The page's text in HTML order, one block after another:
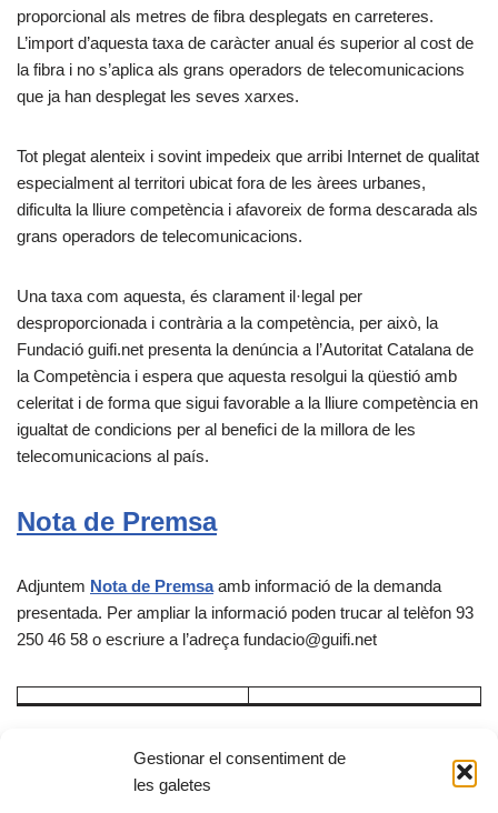
Gestionar el consentiment de
les galetes
proporcional als metres de fibra desplegats en carreteres.
L’import d’aquesta taxa de caràcter anual és superior al cost de
la fibra i no s’aplica als grans operadors de telecomunicacions
que ja han desplegat les seves xarxes.
Tot plegat alenteix i sovint impedeix que arribi Internet de qualitat
especialment al territori ubicat fora de les àrees urbanes,
dificulta la lliure competència i afavoreix de forma descarada als
grans operadors de telecomunicacions.
Una taxa com aquesta, és clarament il·legal per
desproporcionada i contrària a la competència, per això, la
Fundació guifi.net presenta la denúncia a l’Autoritat Catalana de
la Competència i espera que aquesta resolgui la qüestió amb
celeritat i de forma que sigui favorable a la lliure competència en
igualtat de condicions per al benefici de la millora de les
telecomunicacions al país.
Nota de Premsa
Adjuntem Nota de Premsaamb informació de la demanda
presentada. Per ampliar la informació poden trucar al telèfon 93
250 46 58 o escriure a l’adreça fundacio@guifi.net
E C